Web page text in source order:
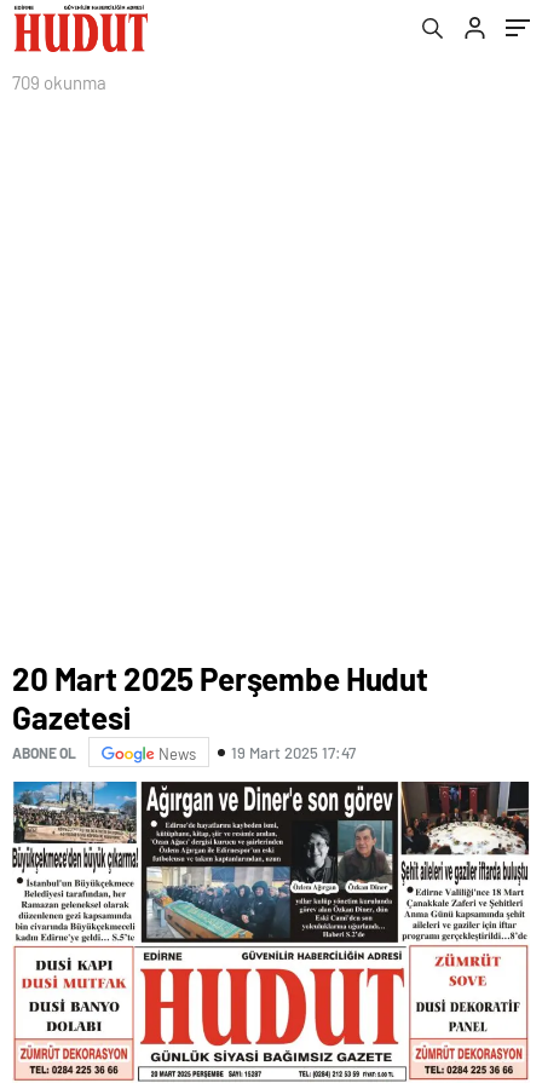
709 okunma
20 Mart 2025 Perşembe Hudut
Gazetesi
ABONE OL News 19 Mart 2025 17:47